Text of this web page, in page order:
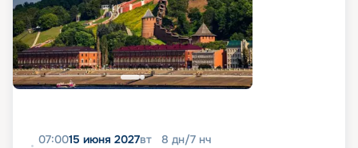
07:0015 июня 2027вт 8 дн/7 нч